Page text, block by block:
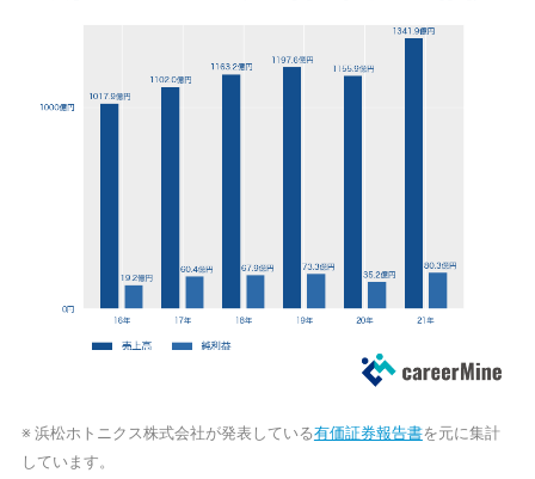
※ 浜松ホトニクス株式会社が発表している有価証券報告書を元に集計
しています。